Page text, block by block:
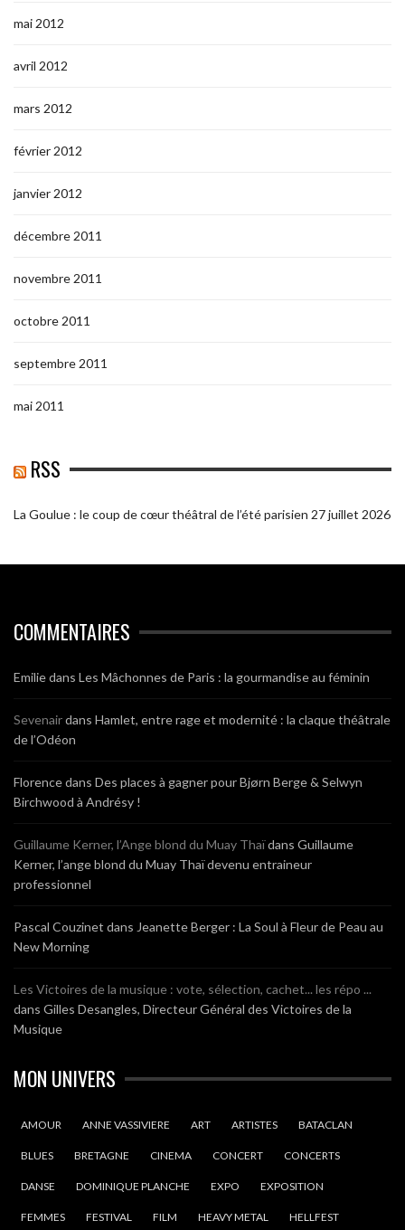
mai 2012
avril 2012
mars 2012
février 2012
janvier 2012
décembre 2011
novembre 2011
octobre 2011
septembre 2011
mai 2011
RSS
La Goulue : le coup de cœur théâtral de l’été parisien 27 juillet 2026
COMMENTAIRES
Emiliedans Les Mâchonnes de Paris : la gourmandise au féminin
Sevenairdans Hamlet, entre rage et modernité : la claque théâtrale
de l’Odéon
Florencedans Des places à gagner pour Bjørn Berge & Selwyn
Birchwood à Andrésy !
Guillaume Kerner, l’Ange blond du Muay Thaïdans Guillaume
Kerner, l’ange blond du Muay Thaï devenu entraineur
professionnel
Pascal Couzinet dans Jeanette Berger : La Soul à Fleur de Peau au
New Morning
Les Victoires de la musique : vote, sélection, cachet... les répo ...
dans Gilles Desangles, Directeur Général des Victoires de la
Musique
MON UNIVERS
AMOUR ANNE VASSIVIERE ART ARTISTES BATACLAN
BLUES BRETAGNE CINEMA CONCERT CONCERTS
DANSE DOMINIQUE PLANCHE EXPO EXPOSITION
FEMMES FESTIVAL FILM HEAVY METAL HELLFEST